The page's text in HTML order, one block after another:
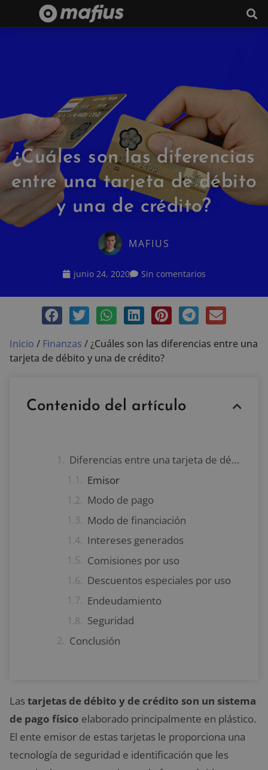
¿Cuáles son las diferencias
entre una tarjeta de débito
y una de crédito?
MAFIUS
junio 24, 2020 Sin comentarios
Inicio / Finanzas /¿Cuáles son las diferencias entre una
tarjeta de débito y una de crédito?
Contenido del artículo
Diferencias entre una tarjeta de débito y una de crédito
Emisor
Modo de pago
Modo de financiación
Intereses generados
Comisiones por uso
Descuentos especiales por uso
Endeudamiento
Seguridad
Conclusión
Lastarjetas de débito y de crédito son un sistema
de pago físico elaborado principalmente en plástico.
El ente emisor de estas tarjetas le proporciona una
tecnología de seguridad e identificación que les